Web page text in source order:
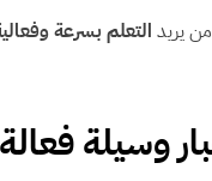
يريد التعلم بسرعة
وسيلة